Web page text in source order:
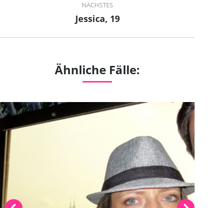
NÄCHSTES
Next
Jessica, 19
Ähnliche Fälle: